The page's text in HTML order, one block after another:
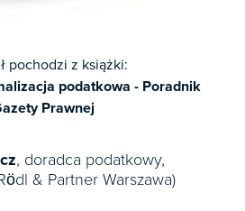
pochodzi z książki:
podatkowa - Poradnik
Prawnej
, doradca podatkowy,
& Partner Warszawa)